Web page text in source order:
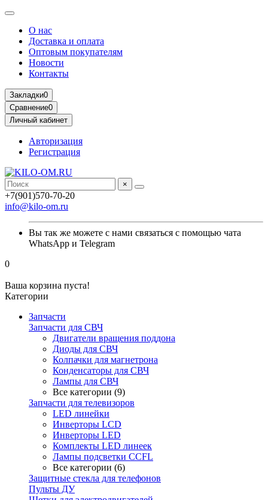
О нас
Доставка и оплата
Оптовым покупателям
Новости
Контакты
Закладки0
Сравнение0
Личный кабинет
Авторизация
Регистрация
×
+7(901)570-70-20
info@kilo-om.ru
Вы так же можете с нами связаться с помощью чата
WhatsApp и Telegram
0
Ваша корзина пуста!
Категории
Запчасти
Запчасти для СВЧ
Двигатели вращения поддона
Диоды для СВЧ
Колпачки для магнетрона
Конденсаторы для СВЧ
Лампы для СВЧ
Все категории (9)
Запчасти для телевизоров
LED линейки
Инверторы LCD
Инверторы LED
Комплекты LED линеек
Лампы подсветки CCFL
Все категории (6)
Защитные стекла для телефонов
Пульты ДУ